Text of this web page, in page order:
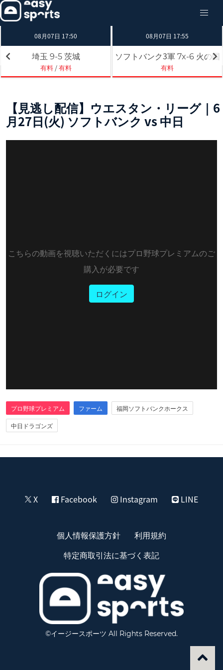
08月07日 17:50
埼玉 9-5 茨城
有料/有料
08月07日 17:55
ソフトバンク3軍 7x-6 火の国
有料
【見逃し配信】ウエスタン・リーグ｜6
月27日(火) ソフトバンク vs 中日
こちらの動画を視聴いただくにはプロ野球プレミアムのご
購入が必要です
ログイン
プロ野球プレミアム ファーム
福岡ソフトバンクホークス
中日ドラゴンズ
X Facebook Instagram LINE
個人情報保護方針
利用規約
特定商取引法に基づく表記
©イージースポーツ All Rights Reserved.